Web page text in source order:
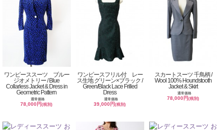
ワンピーススーツ ブルー
ジオメトリー / Blue
Collarless Jacket & Dress in
Geometric Pattern
通常価格
78,000円(税別)
ワンピースフリル付 レー
ス生地 グリーン×ブラック /
Green/Black Lace Frilled
Dress
通常価格
39,000円(税別)
スカートスーツ 千鳥柄 /
Wool 100% Houndstooth
Jacket & Skirt
通常価格
78,000円(税別)